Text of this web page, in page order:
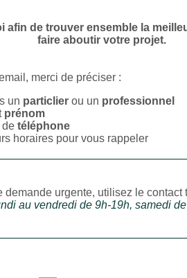
afin de trouver ensemble la
faire aboutir votre projet.
merci de préciser :
un particlier ou un professionnel
prénom
detéléphone
horaires pour vous rappeler
demande urgente, utilisez le contact
au vendredi de 9h-19h, samedi